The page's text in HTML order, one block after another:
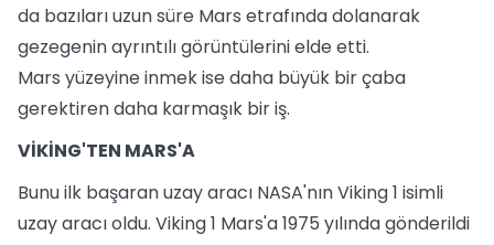
da bazıları uzun süre Mars etrafında dolanarak
gezegenin ayrıntılı görüntülerini elde etti.
Mars yüzeyine inmek ise daha büyük bir çaba
gerektiren daha karmaşık bir iş.
VİKİNG'TEN MARS'A
Bunu ilk başaran uzay aracı NASA'nın Viking 1 isimli
uzay aracı oldu. Viking 1 Mars'a 1975 yılında gönderildi